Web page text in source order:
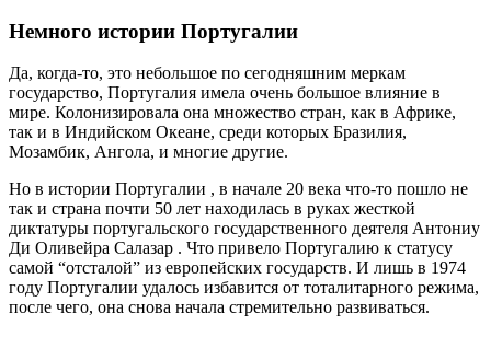
Немного истории Португалии
Да, когда-то, это небольшое по сегодняшним меркам
государство, Португалия имела очень большое влияние в
мире. Колонизировала она множество стран, как в Африке,
так и в Индийском Океане, среди которых Бразилия,
Мозамбик, Ангола, и многие другие.
Но в истории Португалии , в начале 20 века что-то пошло не
так и страна почти 50 лет находилась в руках жесткой
диктатуры португальского государственного деятеля Антониу
Ди Оливейра Салазар . Что привело Португалию к статусу
самой “отсталой” из европейских государств. И лишь в 1974
году Португалии удалось избавится от тоталитарного режима,
после чего, она снова начала стремительно развиваться.